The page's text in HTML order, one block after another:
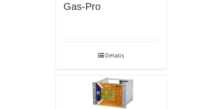
Gas-Pro
Détails